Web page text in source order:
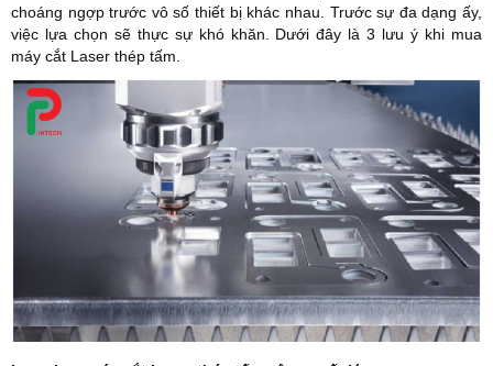
choáng ngợp trước vô số thiết bị khác nhau. Trước sự đa dạng ấy,
việc lựa chọn sẽ thực sự khó khăn. Dưới đây là 3 lưu ý khi mua
máy cắt Laser thép tấm.